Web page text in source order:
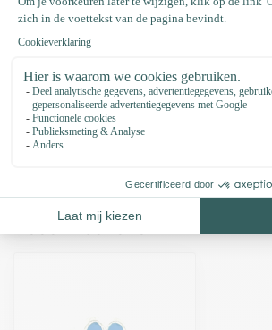
Koordstopper blauw
Op voorraad
Paracord 550 type III Blauw/wit
Op voorraad
Recent bekeken